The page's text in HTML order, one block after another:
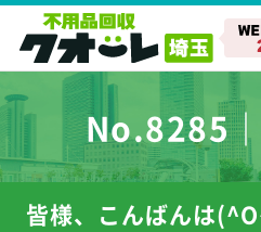
No.8285
皆様、こんばんは